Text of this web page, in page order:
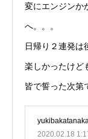
変にエンジンか
へ。。。
日帰り２連発は
楽しかったけど
皆で誓った次第
yukibakatanaka
2020.02.18